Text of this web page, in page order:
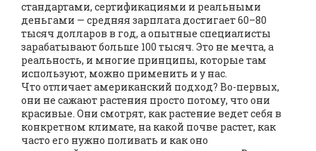
стандартами, сертификациями и реальными
деньгами — средняя зарплата достигает 60–80
тысяч долларов в год, а опытные специалисты
зарабатывают больше 100 тысяч. Это не мечта, а
реальность, и многие принципы, которые там
используют, можно применить и у нас.
Что отличает американский подход? Во-первых,
они не сажают растения просто потому, что они
красивые. Они смотрят, как растение ведет себя в
конкретном климате, на какой почве растет, как
часто его нужно поливать и как оно